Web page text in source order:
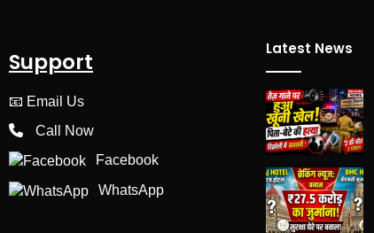
Support
📧 Email Us
Call Now
Facebook
WhatsApp
Latest News